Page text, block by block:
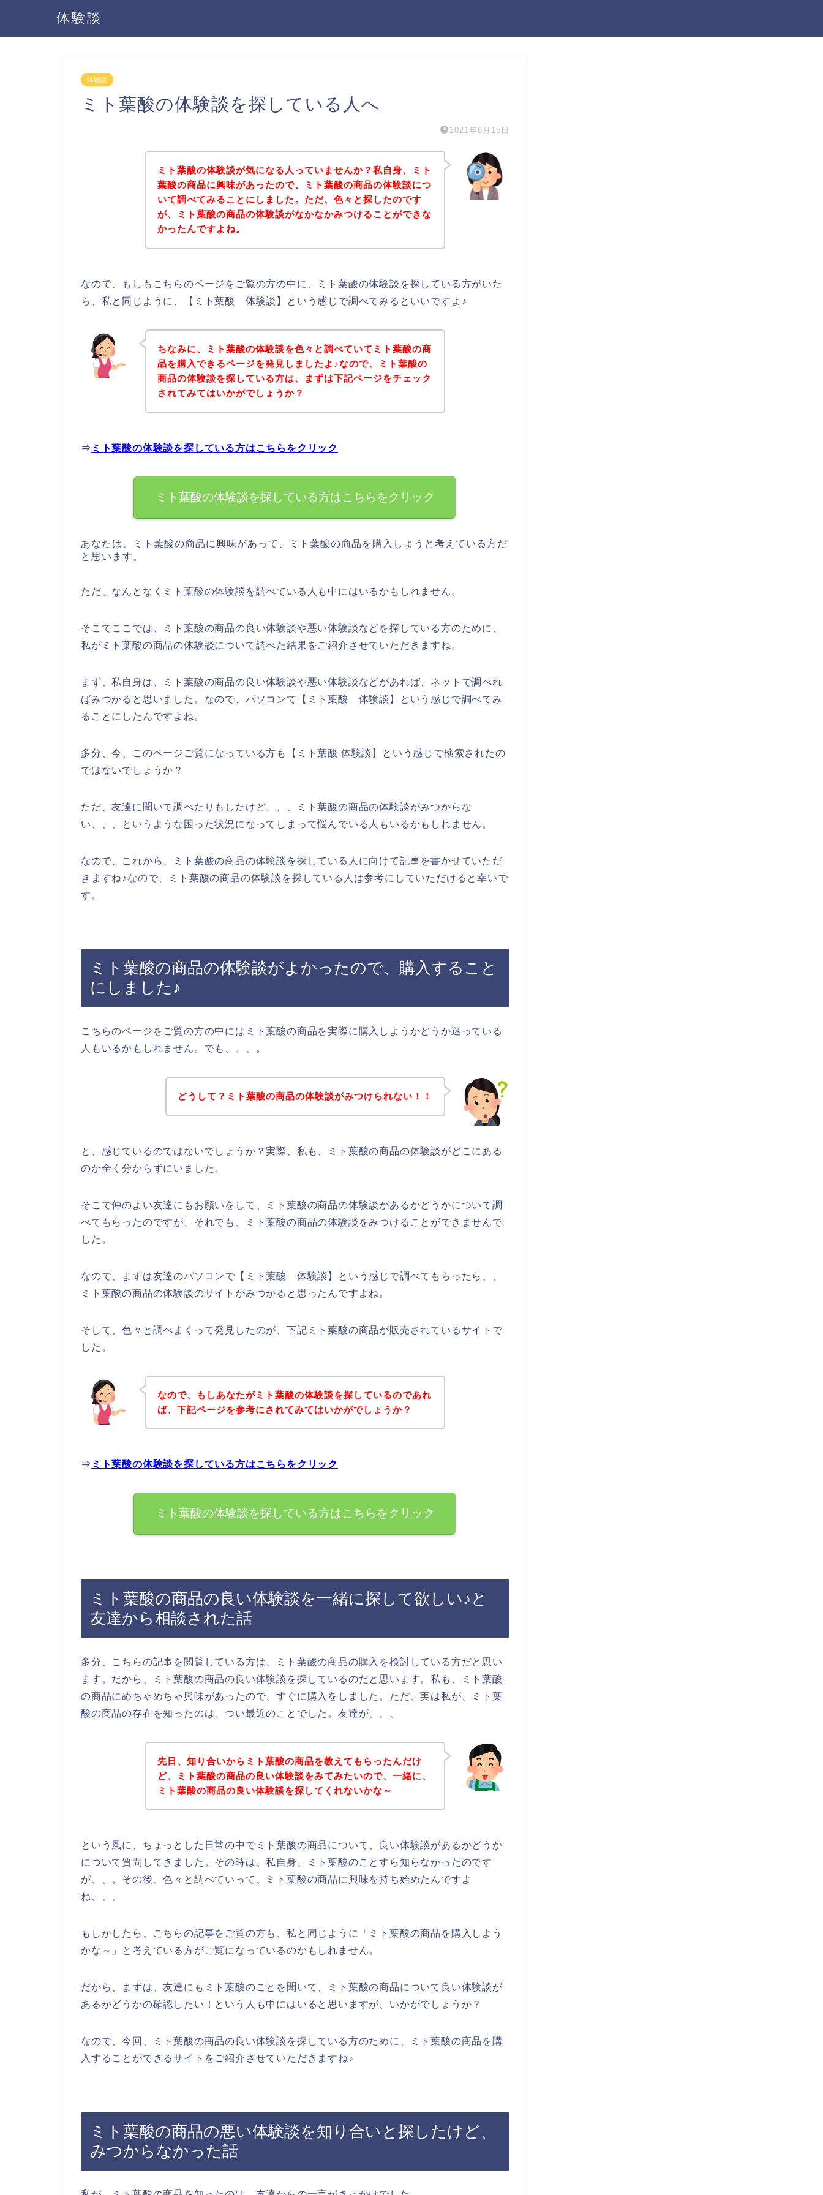
体験談
体験談
ミト葉酸の体験談を探している人へ
2021年6月15日
ミト葉酸の体験談が気になる人っていませんか？私自身、ミト
葉酸の商品に興味があったので、ミト葉酸の商品の体験談につ
いて調べてみることにしました。ただ、色々と探したのです
が、ミト葉酸の商品の体験談がなかなかみつけることができな
かったんですよね。
なので、もしもこちらのページをご覧の方の中に、ミト葉酸の体験談を探している方がいた
ら、私と同じように、【ミト葉酸 体験談】という感じで調べてみるといいですよ♪
ちなみに、ミト葉酸の体験談を色々と調べていてミト葉酸の商
品を購入できるページを発見しましたよ♪なので、ミト葉酸の
商品の体験談を探している方は、まずは下記ページをチェック
されてみてはいかがでしょうか？
⇒ ミト葉酸の体験談を探している方はこちらをクリック
ミト葉酸の体験談を探している方はこちらをクリック
あなたは、ミト葉酸の商品に興味があって、ミト葉酸の商品を購入しようと考えている方だ
と思います。
ただ、なんとなくミト葉酸の体験談を調べている人も中にはいるかもしれません。
そこでここでは、ミト葉酸の商品の良い体験談や悪い体験談などを探している方のために、
私がミト葉酸の商品の体験談について調べた結果をご紹介させていただきますね。
まず、私自身は、ミト葉酸の商品の良い体験談や悪い体験談などがあれば、ネットで調べれ
ばみつかると思いました。なので、パソコンで【ミト葉酸 体験談】という感じで調べてみ
ることにしたんですよね。
多分、今、このページご覧になっている方も【ミト葉酸 体験談】という感じで検索されたの
ではないでしょうか？
ただ、友達に聞いて調べたりもしたけど、、、ミト葉酸の商品の体験談がみつからな
い、、、というような困った状況になってしまって悩んでいる人もいるかもしれません。
なので、これから、ミト葉酸の商品の体験談を探している人に向けて記事を書かせていただ
きますね♪なので、ミト葉酸の商品の体験談を探している人は参考にしていただけると幸いで
す。
ミト葉酸の商品の体験談がよかったので、購入すること
にしました♪
こちらのページをご覧の方の中にはミト葉酸の商品を実際に購入しようかどうか迷っている
人もいるかもしれません。でも、、、。
どうして？ミト葉酸の商品の体験談がみつけられない！！
と、感じているのではないでしょうか？実際、私も、ミト葉酸の商品の体験談がどこにある
のか全く分からずにいました。
そこで仲のよい友達にもお願いをして、ミト葉酸の商品の体験談があるかどうかについて調
べてもらったのですが、それでも、ミト葉酸の商品の体験談をみつけることができませんで
した。
なので、まずは友達のパソコンで【ミト葉酸 体験談】という感じで調べてもらったら、、
ミト葉酸の商品の体験談のサイトがみつかると思ったんですよね。
そして、色々と調べまくって発見したのが、下記ミト葉酸の商品が販売されているサイトで
した。
なので、もしあなたがミト葉酸の体験談を探しているのであれ
ば、下記ページを参考にされてみてはいかがでしょうか？
⇒ ミト葉酸の体験談を探している方はこちらをクリック
ミト葉酸の体験談を探している方はこちらをクリック
ミト葉酸の商品の良い体験談を一緒に探して欲しい♪と
友達から相談された話
多分、こちらの記事を閲覧している方は、ミト葉酸の商品の購入を検討している方だと思い
ます。だから、ミト葉酸の商品の良い体験談を探しているのだと思います。私も、ミト葉酸
の商品にめちゃめちゃ興味があったので、すぐに購入をしました。ただ、実は私が、ミト葉
酸の商品の存在を知ったのは、つい最近のことでした。友達が、、、
先日、知り合いからミト葉酸の商品を教えてもらったんだけ
ど、ミト葉酸の商品の良い体験談をみてみたいので、一緒に、
ミト葉酸の商品の良い体験談を探してくれないかな～
という風に、ちょっとした日常の中でミト葉酸の商品について、良い体験談があるかどうか
について質問してきました。その時は、私自身、ミト葉酸のことすら知らなかったのです
が、、。その後、色々と調べていって、ミト葉酸の商品に興味を持ち始めたんですよ
ね、、、
もしかしたら、こちらの記事をご覧の方も、私と同じように「ミト葉酸の商品を購入しよう
かな～」と考えている方がご覧になっているのかもしれません。
だから、まずは、友達にもミト葉酸のことを聞いて、ミト葉酸の商品について良い体験談が
あるかどうかの確認したい！という人も中にはいると思いますが、いかがでしょうか？
なので、今回、ミト葉酸の商品の良い体験談を探している方のために、ミト葉酸の商品を購
入することができるサイトをご紹介させていただきますね♪
ミト葉酸の商品の悪い体験談を知り合いと探したけど、
みつからなかった話